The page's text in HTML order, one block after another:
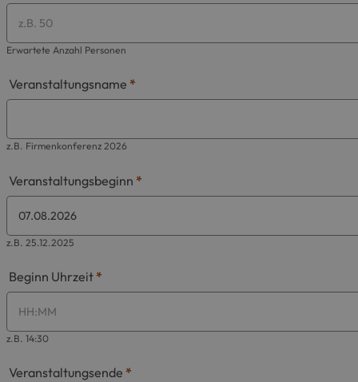
Erwartete Anzahl Personen
Veranstaltungsname *
z.B. Firmenkonferenz 2026
Veranstaltungsbeginn *
z.B. 25.12.2025
Beginn Uhrzeit *
z.B. 14:30
Veranstaltungsende *